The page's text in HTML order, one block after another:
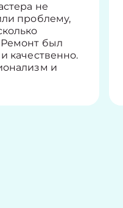
не
проблему,
был
качественно.
и